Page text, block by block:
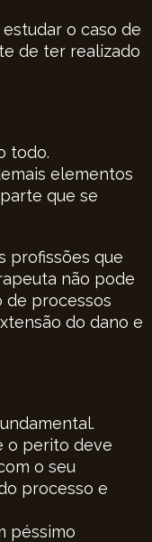
o caso de
de ter realizado
todo.
elementos
que se
profissões que
não pode
de processos
do dano e
o perito deve
o seu
processo e
péssimo